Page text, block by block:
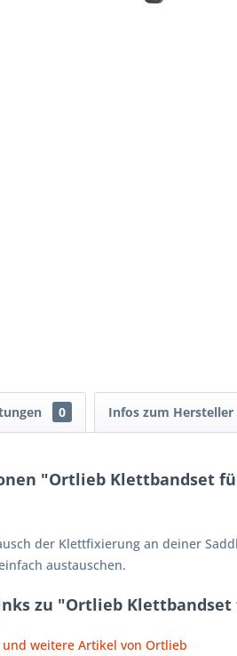
0 Infos zum Hersteller
"Ortlieb Klettbandset
der Klettfixierung an deiner
austauschen.
zu "Ortlieb Klettbandset
weitere Artikel von Ortlieb